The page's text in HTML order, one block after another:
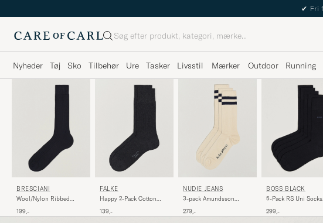
Søg
Nyheder Tøj Sko Tilbehør Ure Tasker Livsstil Mærker Outdoor Running
BRESCIANI
Wool/Nylon Ribbed
199,-
FALKE
Happy 2-Pack Cotton
139,-
NUDIE JEANS
3-pack Amundsson
White/Navy
279,-
BOSS BLACK
5-Pack RS Uni Socks
299,-